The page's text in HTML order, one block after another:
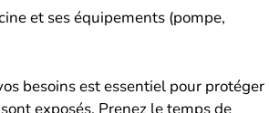
et ses équipements (pompe,
besoins est essentiel pour protéger
exposés. Prenez le temps de